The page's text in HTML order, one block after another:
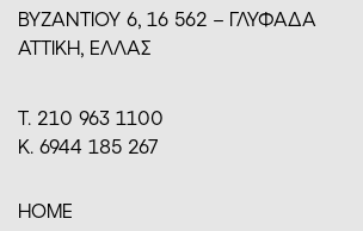
BYZANTIOY 6, 16 562 – ΓΛΥΦΑΔΑ
ΑΤΤΙΚΗ, ΕΛΛΑΣ
Τ. 210 963 1100
Κ. 6944 185 267
HOME